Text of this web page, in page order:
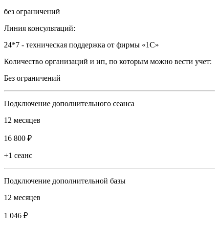
без ограничений
Линия консультаций:
24*7 - техническая поддержка от фирмы «1С»
Количество организаций и ип, по которым можно вести учет:
Без ограничений
Подключение дополнительного сеанса
12 месяцев
16 800 ₽
+1 сеанс
Подключение дополнительной базы
12 месяцев
1 046 ₽